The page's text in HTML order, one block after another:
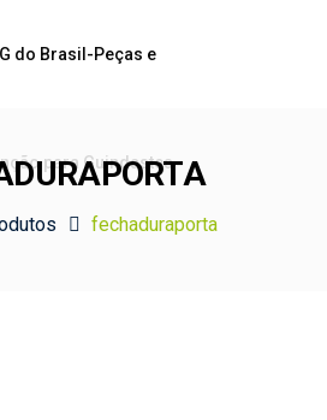
fechaduraporta